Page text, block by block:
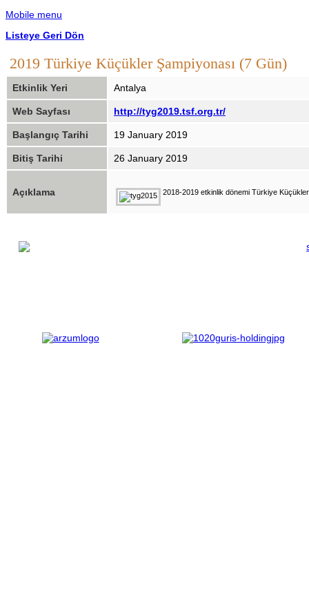
Mobile menu
Listeye Geri Dön
2019 Türkiye Küçükler Şampiyonası (7 Gün)
Etkinlik Yeri Antalya
Web Sayfası http://tyg2019.tsf.org.tr/
Başlangıç Tarihi 19 January 2019
Bitiş Tarihi 26 January 2019
Açıklama 2018-2019 etkinlik dönemi Türkiye